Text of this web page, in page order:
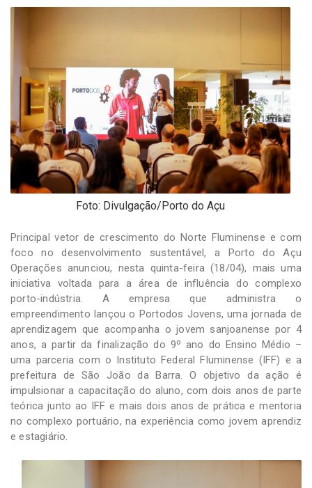
Tecnologia
Sistemas
Foto: Divulgação/Porto do Açu
Principal vetor de crescimento do Norte Fluminense e com
foco no desenvolvimento sustentável, a Porto do Açu
Operações anunciou, nesta quinta-feira (18/04), mais uma
iniciativa voltada para a área de influência do complexo
porto-indústria. A empresa que administra o
empreendimento lançou o Portodos Jovens, uma jornada de
aprendizagem que acompanha o jovem sanjoanense por 4
anos, a partir da finalização do 9º ano do Ensino Médio –
uma parceria com o Instituto Federal Fluminense (IFF) e a
prefeitura de São João da Barra. O objetivo da ação é
impulsionar a capacitação do aluno, com dois anos de parte
teórica junto ao IFF e mais dois anos de prática e mentoria
no complexo portuário, na experiência como jovem aprendiz
e estagiário.